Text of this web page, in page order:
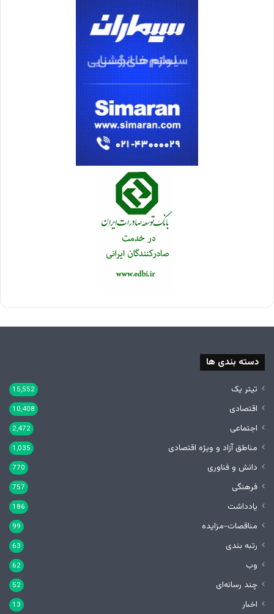
دسته بندی ها
تیتر یک 15,552
اقتصادی 10,408
اجتماعی 2,472
مناطق آزاد و ویژه اقتصادی 1,035
دانش و فناوری 770
فرهنگی 757
یادداشت 186
مناقصات-مزایده 99
رتبه بندی 63
وب 62
چند رسانه‌ای 52
اخبار 13